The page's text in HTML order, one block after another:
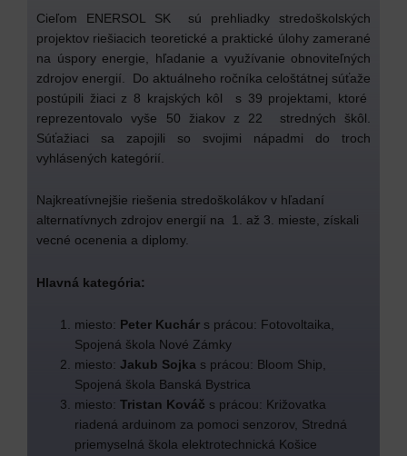
Cieľom ENERSOL SK sú prehliadky stredoškolských
projektov riešiacich teoretické a praktické úlohy zamerané
na úspory energie, hľadanie a využívanie obnoviteľných
zdrojov energií. Do aktuálneho ročníka celoštátnej súťaže
postúpili žiaci z 8 krajských kôl s 39 projektami, ktoré
reprezentovalo vyše 50 žiakov z 22 stredných škôl.
Súťažiaci sa zapojili so svojimi nápadmi do troch
vyhlásených kategórií.
Najkreatívnejšie riešenia stredoškolákov v hľadaní
alternatívnych zdrojov energií na 1. až 3. mieste, získali
vecné ocenenia a diplomy.
Hlavná kategória:
miesto: Peter Kuchár s prácou: Fotovoltaika,
Spojená škola Nové Zámky
miesto: Jakub Sojka s prácou: Bloom Ship,
Spojená škola Banská Bystrica
miesto: Tristan Kováč s prácou: Križovatka
riadená arduinom za pomoci senzorov, Stredná
priemyselná škola elektrotechnická Košice